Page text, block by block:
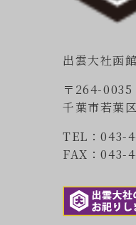
出雲大社函
〒264-0035
千葉市若葉
TEL：043-
FAX：043-